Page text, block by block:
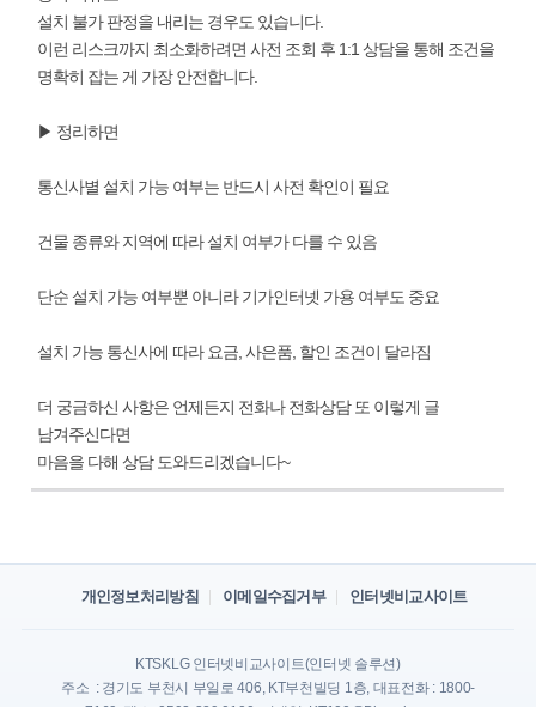
설치 불가 판정을 내리는 경우도 있습니다.
이런 리스크까지 최소화하려면 사전 조회 후 1:1 상담을 통해 조건을
명확히 잡는 게 가장 안전합니다.
▶ 정리하면
통신사별 설치 가능 여부는 반드시 사전 확인이 필요
건물 종류와 지역에 따라 설치 여부가 다를 수 있음
단순 설치 가능 여부뿐 아니라 기가인터넷 가용 여부도 중요
설치 가능 통신사에 따라 요금, 사은품, 할인 조건이 달라짐
더 궁금하신 사항은 언제든지 전화나 전화상담 또 이렇게 글
남겨주신다면
마음을 다해 상담 도와드리겠습니다~
개인정보처리방침 이메일수집거부 인터넷비교사이트
KTSKLG 인터넷비교사이트(인터넷 솔루션)
주소 : 경기도 부천시 부일로 406, KT부천빌딩 1층, 대표전화 : 1800-